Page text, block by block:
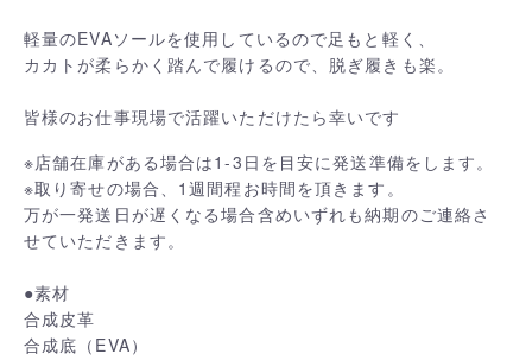
軽量のEVAソールを使用しているので足もと軽く、
カカトが柔らかく踏んで履けるので、脱ぎ履きも楽。
皆様のお仕事現場で活躍いただけたら幸いです
※店舗在庫がある場合は1-3日を目安に発送準備をします。
※取り寄せの場合、1週間程お時間を頂きます。
万が一発送日が遅くなる場合含めいずれも納期のご連絡さ
せていただきます。
●素材
合成皮革
合成底（EVA）